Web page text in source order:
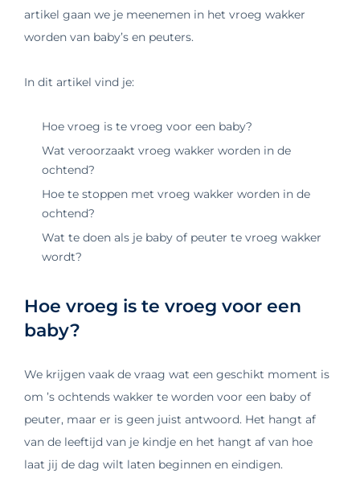
artikel gaan we je meenemen in het vroeg wakker
worden van baby’s en peuters.
In dit artikel vind je:
Hoe vroeg is te vroeg voor een baby?
Wat veroorzaakt vroeg wakker worden in de
ochtend?
Hoe te stoppen met vroeg wakker worden in de
ochtend?
Wat te doen als je baby of peuter te vroeg wakker
wordt?
Hoe vroeg is te vroeg voor een
baby?
We krijgen vaak de vraag wat een geschikt moment is
om ’s ochtends wakker te worden voor een baby of
peuter, maar er is geen juist antwoord. Het hangt af
van de leeftijd van je kindje en het hangt af van hoe
laat jij de dag wilt laten beginnen en eindigen.